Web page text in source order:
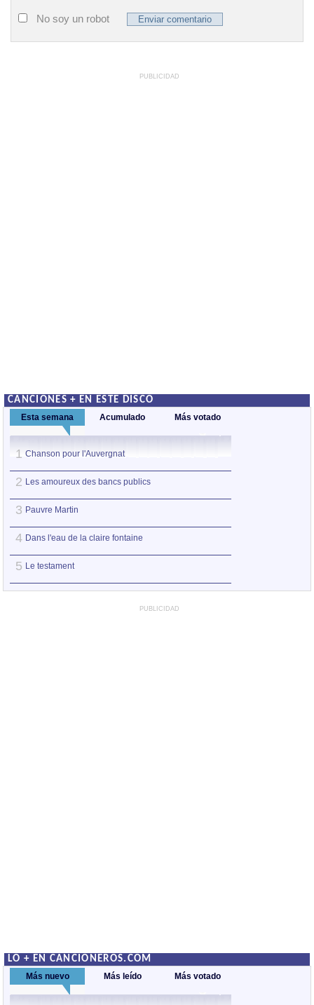
No soy un robot
PUBLICIDAD
CANCIONES + EN ESTE DISCO
Esta semana Acumulado Más votado
1 Chanson pour l'Auvergnat
2 Les amoureux des bancs publics
3 Pauvre Martin
4 Dans l'eau de la claire fontaine
5 Le testament
PUBLICIDAD
LO + EN CANCIONEROS.COM
Más nuevo Más leído Más votado